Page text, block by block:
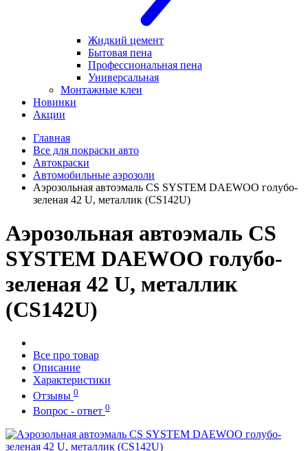
Жидкий цемент
Бытовая пена
Профессиональная пена
Универсальная
Монтажные клеи
Новинки
Акции
Главная
Все для покраски авто
Автокраски
Автомобильные аэрозоли
Аэрозольная автоэмаль CS SYSTEM DAEWOO голубо-
зеленая 42 U, металлик (CS142U)
Аэрозольная автоэмаль CS
SYSTEM DAEWOO голубо-
зеленая 42 U, металлик
(CS142U)
Все про товар
Описание
Характеристики
Отзывы 0
Вопрос - ответ 0